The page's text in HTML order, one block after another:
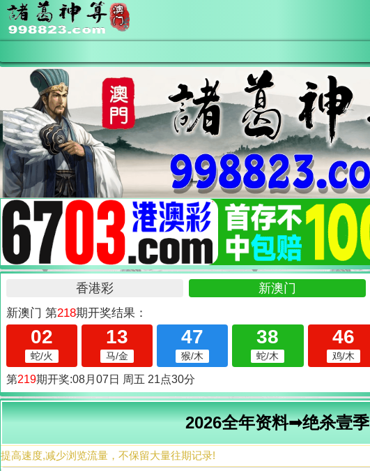
2026全年资料➟绝杀壹季
提高速度,减少浏览流量，不保留大量往期记录!